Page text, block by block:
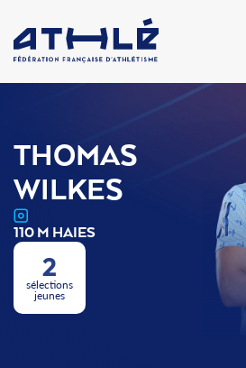
THOMAS
WILKES
110 M HAIES
2
sélections
jeunes